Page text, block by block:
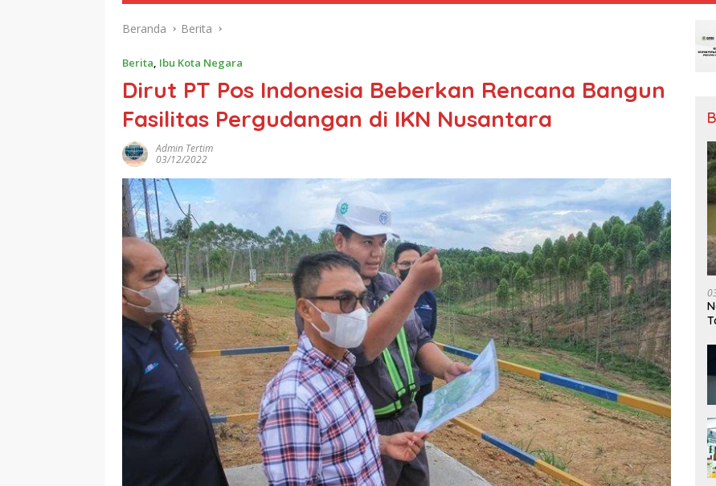
Beranda Berita
Berita, Ibu Kota Negara
Dirut PT Pos Indonesia Beberkan Rencana Bangun
Fasilitas Pergudangan di IKN Nusantara
Admin Tertim
03/12/2022